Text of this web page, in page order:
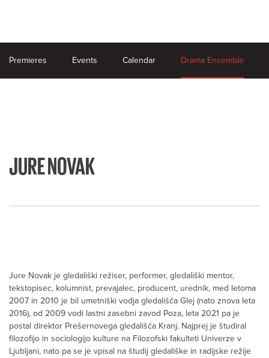
Premieres Events Calendar Drama Ensemble
JURE NOVAK
Jure Novak je gledališki režiser, performer, gledališki mentor,
tekstopisec, kolumnist, prevajalec, producent, urednik, med letoma
2007 in 2010 je bil umetniški vodja gledališča Glej (nato znova leta
2016), od 2009 vodi lastni zasebni zavod Poza, leta 2021 pa je
postal direktor Prešernovega gledališča Kranj. Najprej je študiral
filozofijo in sociologijo kulture na Filozofski fakulteti Univerze v
Ljubljani, nato pa se je vpisal na študij gledališke in radijske režije